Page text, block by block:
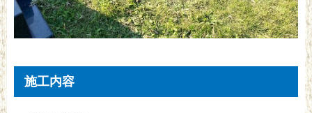
施工内容